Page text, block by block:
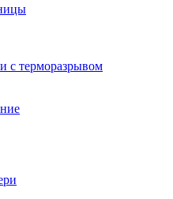
с терморазрывом